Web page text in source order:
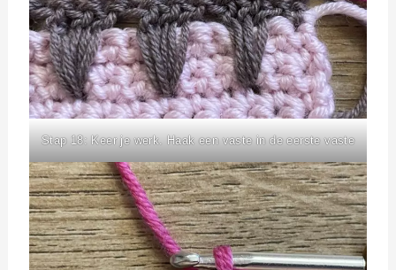
Stap 18: Keer je werk. Haak een vaste in de eerste vaste